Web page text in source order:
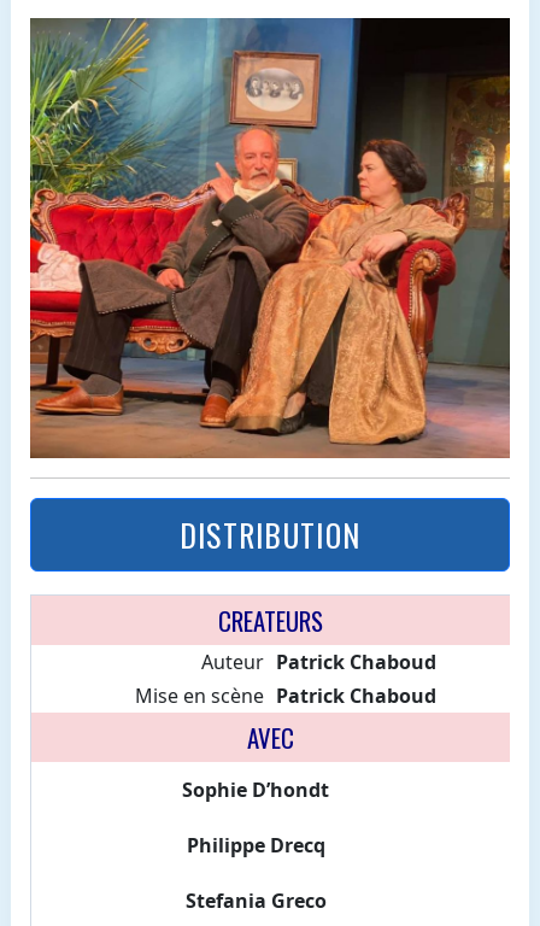
DISTRIBUTION
CREATEURS
Auteur Patrick Chaboud
Mise en scène Patrick Chaboud
AVEC
Sophie D’hondt
Philippe Drecq
Stefania Greco